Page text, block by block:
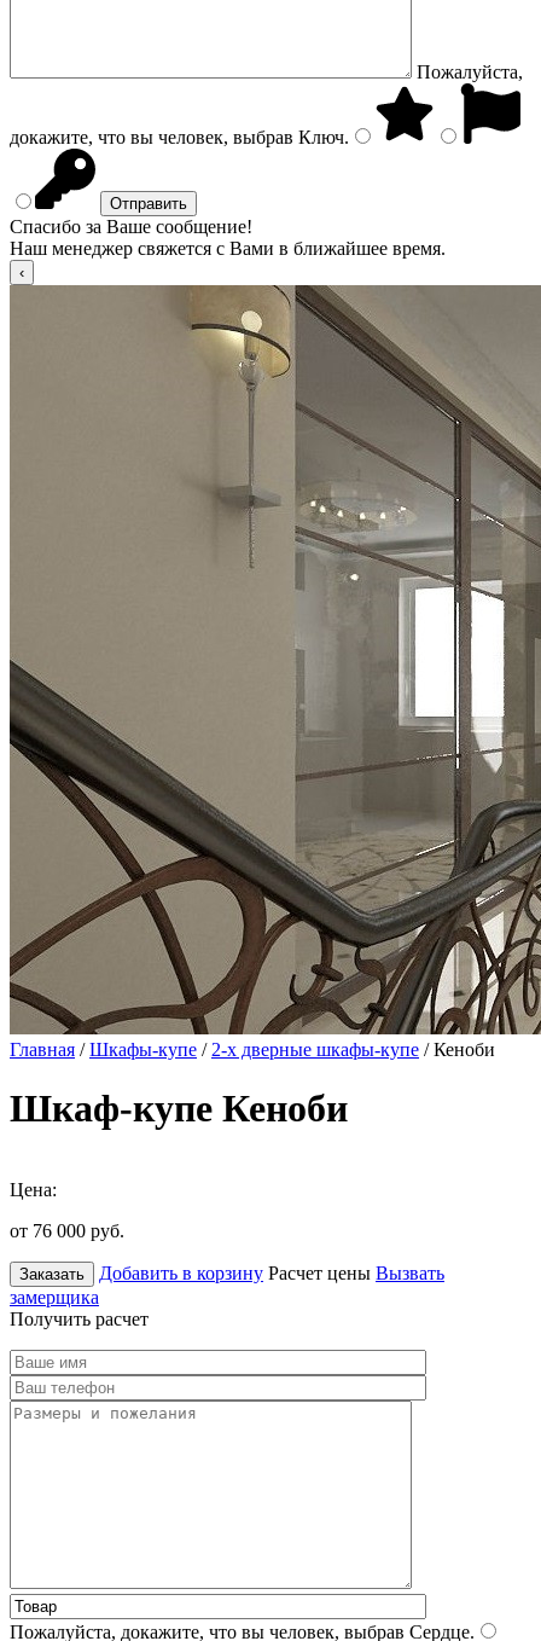
Пожалуйста,
докажите, что вы человек, выбрав Ключ.
Спасибо за Ваше сообщение!
Наш менеджер свяжется с Вами в ближайшее время.
Главная /Шкафы-купе / 2-х дверные шкафы-купе / Кеноби
Шкаф-купе Кеноби
Цена:
от 76 000 руб.
Заказать Добавить в корзину Расчет цены Вызвать
замерщика
Получить расчет
Пожалуйста, докажите, что вы человек, выбрав Сердце.